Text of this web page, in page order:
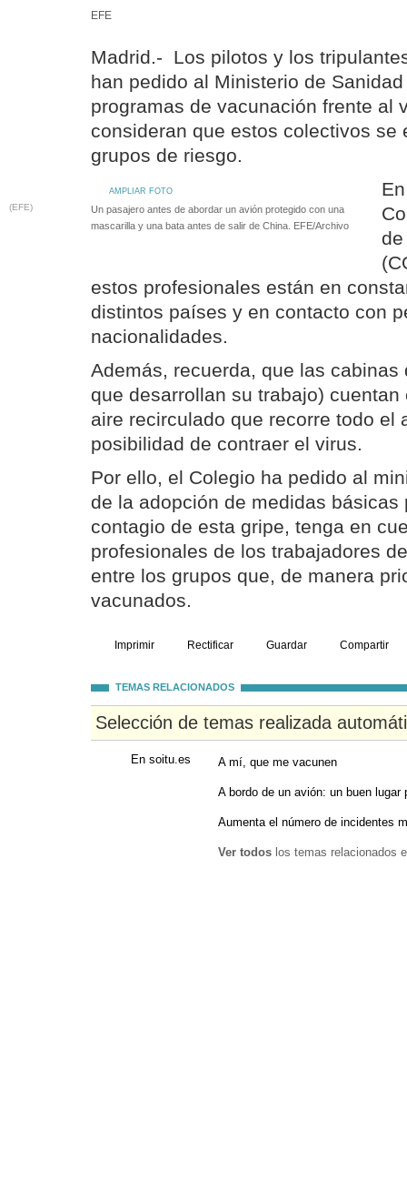
EFE
Madrid.- Los pilotos y los
han pedido al Ministerio de
programas de vacunación frente al
consideran que estos colectivos se
grupos de riesgo.
AMPLIAR FOTO
(EFE)
Un pasajero antes de abordar un avión protegido con una
mascarilla y una bata antes de salir de China. EFE/Archivo
estos profesionales están en
distintos países y en contacto con
nacionalidades.
Además, recuerda, que las cabinas
que desarrollan su trabajo)
aire recirculado que recorre todo el
posibilidad de contraer el virus.
Por ello, el Colegio ha pedido al
de la adopción de medidas básicas
contagio de esta gripe, tenga en
profesionales de los trabajadores
entre los grupos que, de manera
vacunados.
Imprimir Rectificar Guardar Compartir
TEMAS RELACIONADOS
Selección de temas realizada
En soitu.es A mí, que me vacunen
A bordo de un avión: un buen lugar
Aumenta el número de incidentes
Ver todos los temas relacionados